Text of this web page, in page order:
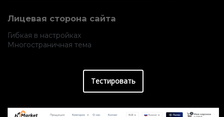
Лицевая сторона сайта
Гибкая в настройках
Многостраничная тема
Тестировать